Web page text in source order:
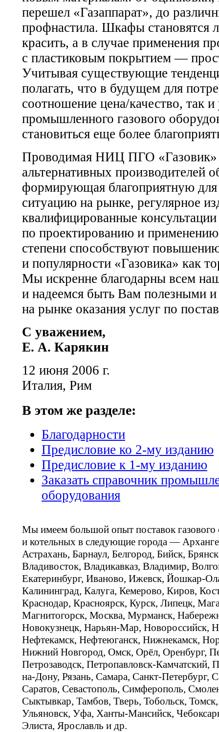
перешел «Газаппарат», до
профнастила. Шкафы становятся
красить, а в случае применения
с пластиковым покрытием —
Учитывая существующие
полагать, что в будущем для
соотношение цена/качество, так и
промышленного газового
становиться еще более
Проводимая НИЦ ПГО «Газовик»
альтернативных производителей
формирующая благоприятную для
ситуацию на рынке, регулярное
квалифицированные
по проектированию и
степени способствуют
и популярности «Газовика» как
Мы искренне благодарны всем
и надеемся быть Вам полезными
на рынке оказания услуг по
С уважением,
Е. А. Карякин
12 июня 2006 г.
Италия, Рим
В этом же разделе:
Благодарности
Предисловие ко 2-му изданию
Предисловие к 1-му изданию
Заказать справочник
оборудования
Мы имеем большой опыт поставок газового
и котельных в следующие города —
Астрахань, Барнаул, Белгород, Бийск,
Владивосток, Владикавказ, Владимир,
Екатеринбург, Иваново, Ижевск, Йошкар-
Калининград, Калуга, Кемерово, Киров,
Краснодар, Красноярск, Курск, Липецк,
Магнитогорск, Москва, Мурманск,
Новокузнецк, Нарьян-Мар, Новороссийск,
Нефтекамск, Нефтеюганск, Нижнекамск,
Нижний Новгород, Омск, Орёл, Оренбург,
Петрозаводск, Петропавловск-Камчатский,
на-Дону, Рязань, Самара, Санкт-Петербург,
Саратов, Севастополь, Симферополь,
Сыктывкар, Тамбов, Тверь, Тобольск,
Ульяновск, Уфа, Ханты-Мансийск,
Элиста, Ярославль и др.